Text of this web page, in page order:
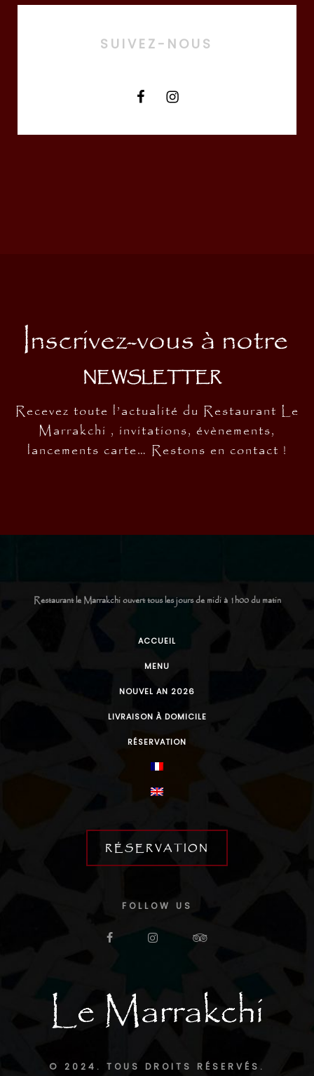
SUIVEZ-NOUS
Inscrivez-vous à notre
NEWSLETTER
Recevez toute l’actualité du Restaurant Le
Marrakchi , invitations, évènements,
lancements carte… Restons en contact !
Restaurant le Marrakchi ouvert tous les jours de midi à 1h00 du matin
ACCUEIL
MENU
NOUVEL AN 2026
LIVRAISON À DOMICILE
RÉSERVATION
RÉSERVATION
FOLLOW US
© 2024. TOUS DROITS RÉSERVÉS.